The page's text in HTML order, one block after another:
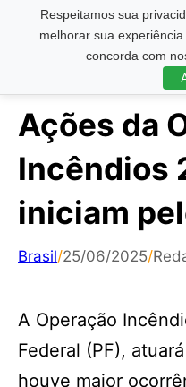
Respeitamos sua
melhorar sua
concorda com
Pesquisar ...
Ações da
Incêndios
iniciam
Brasil/25/06/2025/
A Operação
Federal (PF),
houve maior